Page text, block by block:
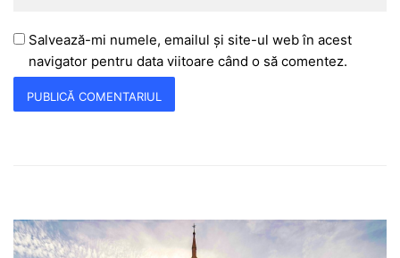
Salvează-mi numele, emailul și site-ul web în acest
navigator pentru data viitoare când o să comentez.